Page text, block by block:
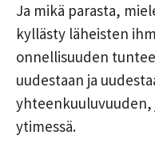
Ja mikä parasta,
kyllästy läheisten
onnellisuuden
uudestaan ja
yhteenkuuluvuuden,
ytimessä.